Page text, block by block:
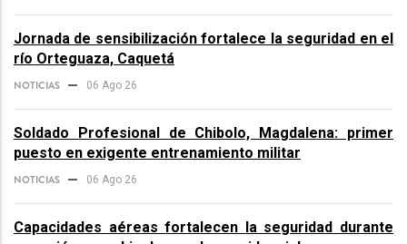
Jornada de sensibilización fortalece la seguridad en el
río Orteguaza, Caquetá
NOTICIAS 06 Ago 26
Soldado Profesional de Chibolo, Magdalena: primer
puesto en exigente entrenamiento militar
NOTICIAS 06 Ago 26
Capacidades aéreas fortalecen la seguridad durante